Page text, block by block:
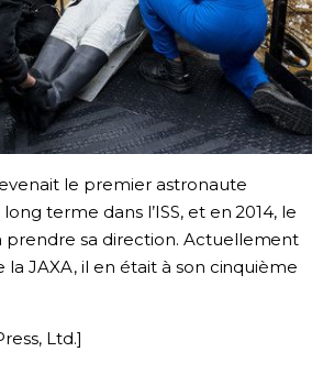
le premier astronaute
terme dans l’ISS, et en 2014, le
prendre sa direction. Actuellement
JAXA, il en était à son cinquième
Ltd.]